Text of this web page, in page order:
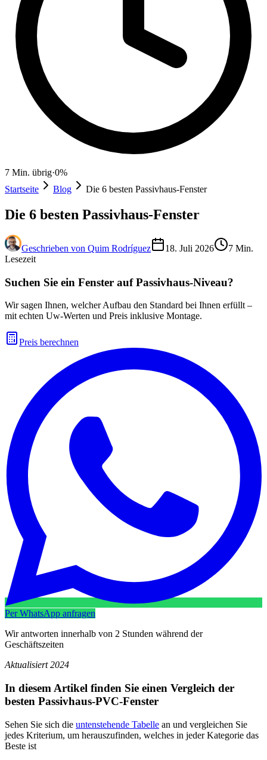
7 Min. übrig·0%
Startseite
Blog Die 6 besten Passivhaus-Fenster
Die 6 besten Passivhaus-Fenster
Geschrieben von Quim Rodríguez 18. Juli 2026 7 Min.
Lesezeit
Suchen Sie ein Fenster auf Passivhaus-Niveau?
Wir sagen Ihnen, welcher Aufbau den Standard bei Ihnen erfüllt –
mit echten Uw-Werten und Preis inklusive Montage.
Preis berechnen
Per WhatsApp anfragen
Wir antworten innerhalb von 2 Stunden während der
Geschäftszeiten
Aktualisiert 2024
In diesem Artikel finden Sie einen Vergleich der
besten Passivhaus-PVC-Fenster
Sehen Sie sich die untenstehende Tabelle an und vergleichen Sie
jedes Kriterium, um herauszufinden, welches in jeder Kategorie das
Beste ist